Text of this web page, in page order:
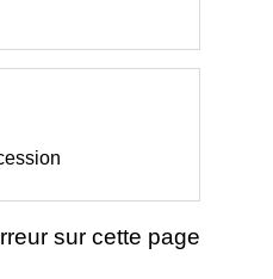
sur cette page